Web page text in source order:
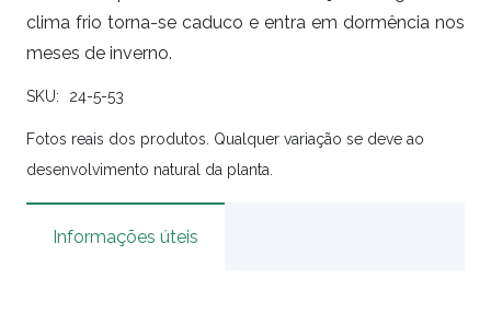
clima frio torna-se caduco e entra em dormência nos
meses de inverno.
SKU: 24-5-53
Fotos reais dos produtos. Qualquer variação se deve ao
desenvolvimento natural da planta.
Informações úteis